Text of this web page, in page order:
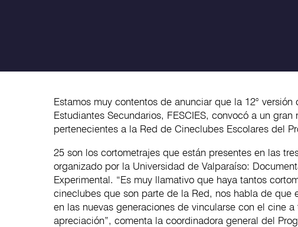
Estamos muy contentos de anunciar que la 12°
Estudiantes Secundarios, FESCIES, convocó a un
pertenecientes a la Red de Cineclubes Escolares del
25 son los cortometrajes que están presentes en las
organizado por la Universidad de Valparaíso:
Experimental. “Es muy llamativo que haya tantos
cineclubes que son parte de la Red, nos habla de que
en las nuevas generaciones de vincularse con el cine
apreciación”, comenta la coordinadora general del